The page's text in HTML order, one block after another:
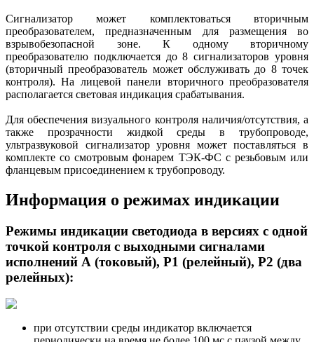
Сигнализатор может комплектоваться вторичным
преобразователем, предназначенным для размещения во
взрывобезопасной зоне. К одному вторичному
преобразователю подключается до 8 сигнализаторов уровня
(вторичный преобразователь может обслуживать до 8 точек
контроля). На лицевой панели вторичного преобразователя
располагается световая индикация срабатывания.
Для обеспечения визуального контроля наличия/отсутствия, а
также прозрачности жидкой среды в трубопроводе,
ультразвуковой сигнализатор уровня может поставляться в
комплекте со смотровым фонарем ТЭК-ФС с резьбовым или
фланцевым присоединением к трубопроводу.
Информация о режимах индикации
Режимы индикации светодиода в версиях с одной
точкой контроля c выходными сигналами
исполнений А (токовый), Р1 (релейный), Р2 (два
релейных):
при отсутствии среды индикатор включается